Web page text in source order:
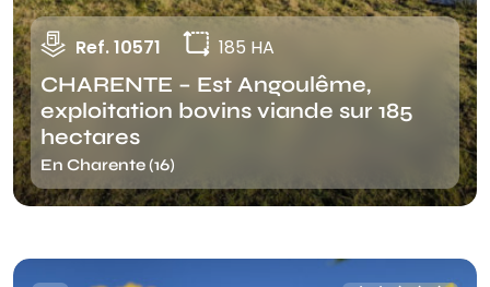
Ref. 10571 185 HA
CHARENTE – Est Angoulême,
exploitation bovins viande sur 185
hectares
En Charente (16)